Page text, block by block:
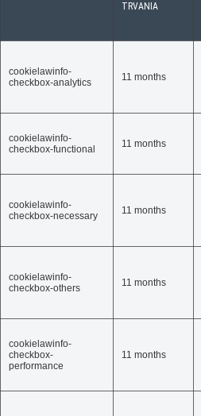
TRVANIA
cookielawinfo-
checkbox-analytics
11 months
cookielawinfo-
checkbox-functional
11 months
cookielawinfo-
checkbox-necessary
11 months
cookielawinfo-
checkbox-others
11 months
cookielawinfo-
checkbox-
performance
11 months